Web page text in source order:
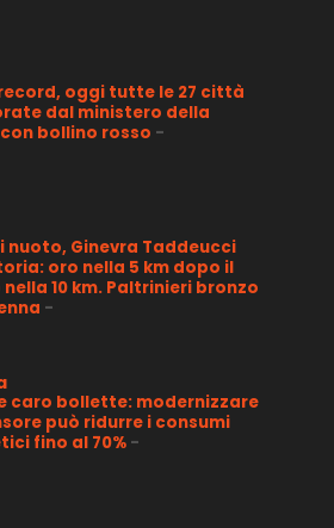
oggi tutte le 27 città
dal ministero della
bollino rosso -
nuoto, Ginevra Taddeucci
oro nella 5 km dopo il
10 km. Paltrinieri bronzo
-
caro bollette: modernizzare
può ridurre i consumi
fino al 70% -